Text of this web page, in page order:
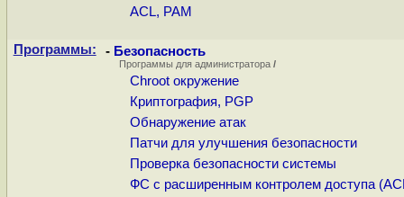
ACL, PAM
Программы: - Безопасность
Программы для администратора /
Chroot окружение
Криптография, PGP
Обнаружение атак
Патчи для улучшения безопасности
Проверка безопасности системы
ФС с расширенным контролем доступа